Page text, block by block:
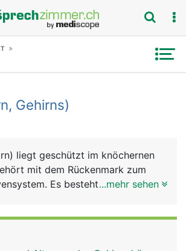
Gehirns)
liegt geschützt im knöchernen
mit dem Rückenmark zum
Es besteht grob aus
zusammen, werden verarbeitet
...mehr sehen